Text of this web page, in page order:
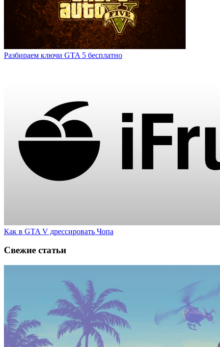
Разбираем ключи GTA 5 бесплатно
Как в GTA V дрессировать Чопа
Свежие статьи